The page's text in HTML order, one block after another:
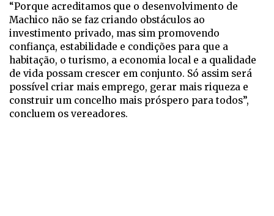
“Porque acreditamos que o desenvolvimento de
Machico não se faz criando obstáculos ao
investimento privado, mas sim promovendo
confiança, estabilidade e condições para que a
habitação, o turismo, a economia local e a qualidade
de vida possam crescer em conjunto. Só assim será
possível criar mais emprego, gerar mais riqueza e
construir um concelho mais próspero para todos”,
concluem os vereadores.